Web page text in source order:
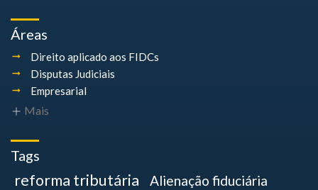
Áreas
Direito aplicado aos FIDCs
Disputas Judiciais
Empresarial
Mais
Tags
reforma tributária
Alienação fiduciária